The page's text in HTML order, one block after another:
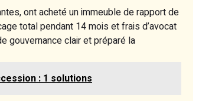
ont acheté un immeuble de rapport de
total pendant 14 mois et frais d’avocat
gouvernance clair et préparé la
: 1 solutions